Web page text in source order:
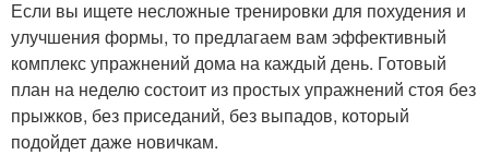
Если вы ищете несложные тренировки для похудения и
улучшения формы, то предлагаем вам эффективный
комплекс упражнений дома на каждый день. Готовый
план на неделю состоит из простых упражнений стоя без
прыжков, без приседаний, без выпадов, который
подойдет даже новичкам.